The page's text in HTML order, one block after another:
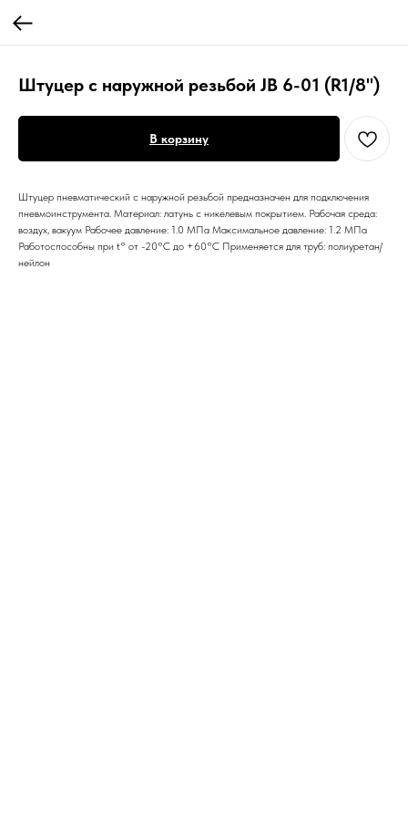
Штуцер с наружной резьбой JB 6-01 (R1/8")
В корзину
Штуцер пневматический с наружной резьбой предназначен для подключения
пневмоинструмента. Материал: латунь с никелевым покрытием. Рабочая среда:
воздух, вакуум Рабочее давление: 1.0 МПа Максимальное давление: 1.2 МПа
Работоспособны при t° от -20°С до +60°С Применяется для труб: полиуретан/
нейлон